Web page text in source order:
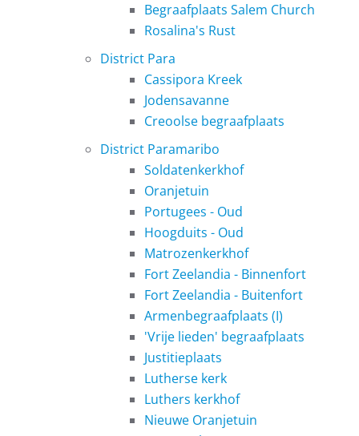
Begraafplaats Salem Church
Rosalina's Rust
District Para
Cassipora Kreek
Jodensavanne
Creoolse begraafplaats
District Paramaribo
Soldatenkerkhof
Oranjetuin
Portugees - Oud
Hoogduits - Oud
Matrozenkerkhof
Fort Zeelandia - Binnenfort
Fort Zeelandia - Buitenfort
Armenbegraafplaats (I)
'Vrije lieden' begraafplaats
Justitieplaats
Lutherse kerk
Luthers kerkhof
Nieuwe Oranjetuin